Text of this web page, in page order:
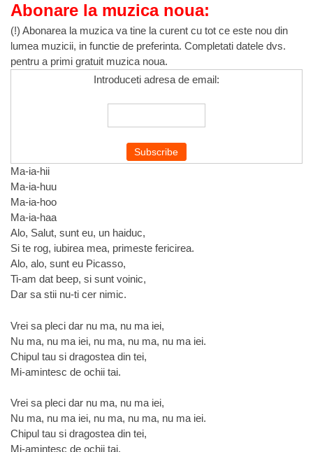
Abonare la muzica noua:
(!) Abonarea la muzica va tine la curent cu tot ce este nou din
lumea muzicii, in functie de preferinta. Completati datele dvs.
pentru a primi gratuit muzica noua.
Introduceti adresa de email:
Ma-ia-hii
Ma-ia-huu
Ma-ia-hoo
Ma-ia-haa
Alo, Salut, sunt eu, un haiduc,
Si te rog, iubirea mea, primeste fericirea.
Alo, alo, sunt eu Picasso,
Ti-am dat beep, si sunt voinic,
Dar sa stii nu-ti cer nimic.
Vrei sa pleci dar nu ma, nu ma iei,
Nu ma, nu ma iei, nu ma, nu ma, nu ma iei.
Chipul tau si dragostea din tei,
Mi-amintesc de ochii tai.
Vrei sa pleci dar nu ma, nu ma iei,
Nu ma, nu ma iei, nu ma, nu ma, nu ma iei.
Chipul tau si dragostea din tei,
Mi-amintesc de ochii tai.